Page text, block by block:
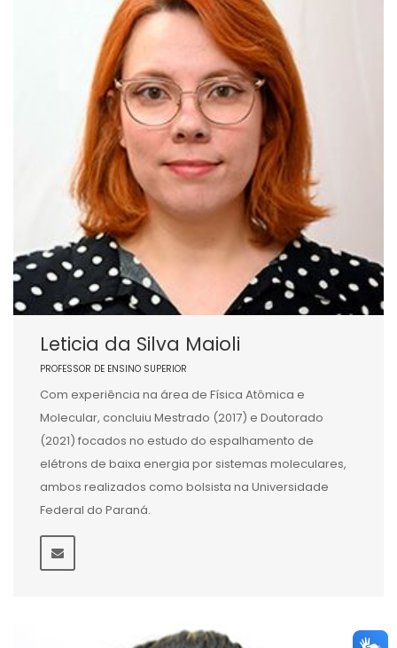
Leticia da Silva Maioli
PROFESSOR DE ENSINO SUPERIOR
Com experiência na área de Física Atômica e
Molecular, concluiu Mestrado (2017) e Doutorado
(2021) focados no estudo do espalhamento de
elétrons de baixa energia por sistemas moleculares,
ambos realizados como bolsista na Universidade
Federal do Paraná.